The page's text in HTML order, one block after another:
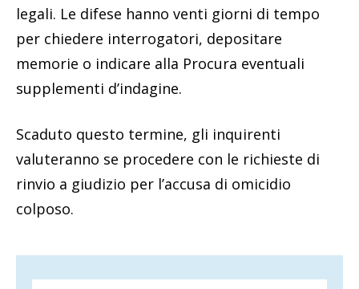
legali. Le difese hanno venti giorni di tempo
per chiedere interrogatori, depositare
memorie o indicare alla Procura eventuali
supplementi d’indagine.
Scaduto questo termine, gli inquirenti
valuteranno se procedere con le richieste di
rinvio a giudizio per l’accusa di omicidio
colposo.